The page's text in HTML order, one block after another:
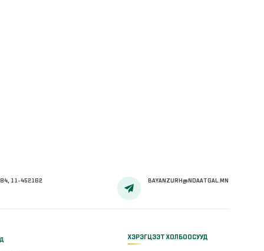
11-452162 BAYANZURH@NDAATGAL.MN
ХЭРЭГЦЭЭТ ХОЛБООСУУД